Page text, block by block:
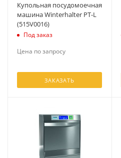
Купольная посудомоечная
машина Winterhalter PT-L
(515V0016)
Под заказ
Цена по запросу
ЗАКАЗАТЬ